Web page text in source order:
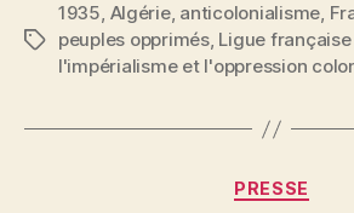
Étiquettes
1935, Algérie, anticolonialisme,
peuples opprimés, Ligue
l'impérialisme et l'oppression
PRESSE